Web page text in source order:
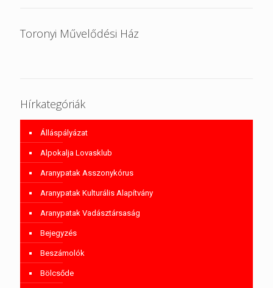
Toronyi Művelődési Ház
Hírkategóriák
Álláspályázat
Alpokalja Lovasklub
Aranypatak Asszonykórus
Aranypatak Kulturális Alapítvány
Aranypatak Vadásztársaság
Bejegyzés
Beszámolók
Bölcsőde